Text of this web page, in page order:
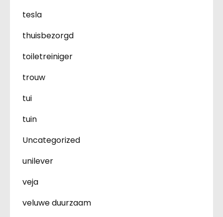
tesla
thuisbezorgd
toiletreiniger
trouw
tui
tuin
Uncategorized
unilever
veja
veluwe duurzaam